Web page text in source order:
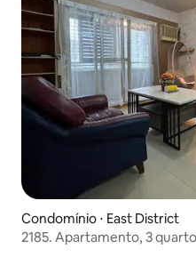
Condomínio ⋅ East District
2185. Apartamento, 3